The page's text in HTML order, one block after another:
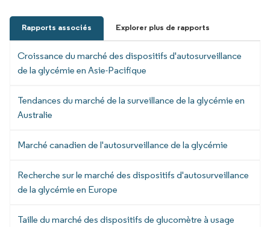
Rapports associés Explorer plus de rapports
Croissance du marché des dispositifs d'autosurveillance
de la glycémie en Asie-Pacifique
Tendances du marché de la surveillance de la glycémie en
Australie
Marché canadien de l'autosurveillance de la glycémie
Recherche sur le marché des dispositifs d'autosurveillance
de la glycémie en Europe
Taille du marché des dispositifs de glucomètre à usage